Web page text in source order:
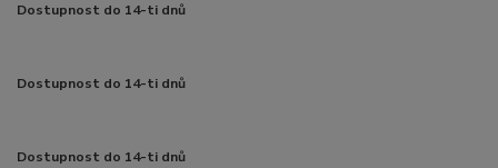
Dostupnost do 14-ti dnů
Dostupnost do 14-ti dnů
Dostupnost do 14-ti dnů